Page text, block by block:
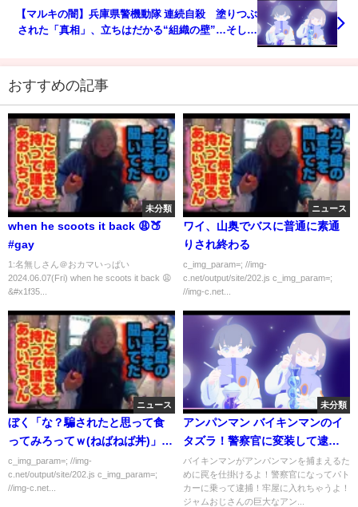
【マルキの闇】兵庫県警機動隊 連続自殺 塗りつぶ
された「真相」、立ちはだかる“組織の壁”…そして
おすすめの記事
未分類
when he scoots it back 😩🍑
#gay
1:名無しさん＠おカマいっぱい
2024.06.07(Fri) when he scoots it back 😩
&#x1f35...
ニュース
ワイ、山奥でバスに普通に素通
りされ終わる
c_img_param=; //img-
c.net/output/site/202.js c_img_param=;
//img-c.net...
ニュース
ぼく「な？騙されたと思って食
ってみろってｗ(ねばねば丼)」留
学生「イヤだ！！」ぼく「ええ
からｗ」
c_img_param=; //img-
c.net/output/site/202.js c_img_param=;
//img-c.net...
未分類
アンパンマン バイキンマンのイ
タズラ！警察官に変装して逮
捕！パトロールのお手伝いで牢
屋に？パトカー 手錠 おまわりさ
ん パトカー だだんだん ドラえも
バイキンマンがアンパンマンを捕まえるた
めに罠を仕掛けるよ！警察官になってパト
カーに乗って逮捕！牢屋に入れちゃうよ！
ジャムおじさんの巨大なアン...